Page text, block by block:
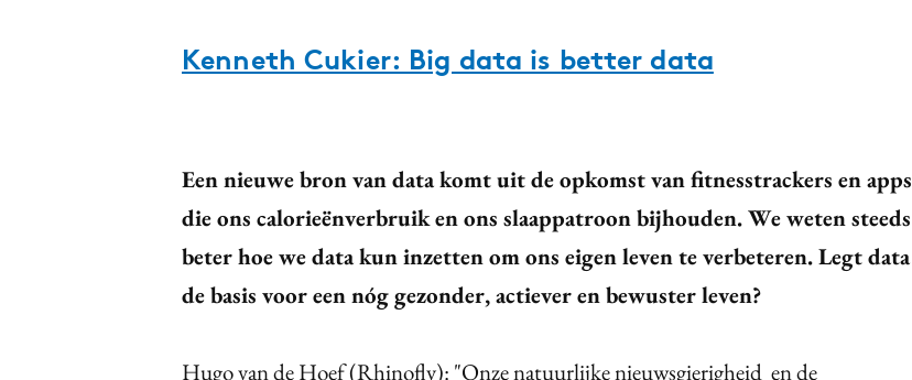
Kenneth Cukier: Big data is better data
Een nieuwe bron van data komt uit de opkomst van fitnesstrackers en apps
die ons calorieënverbruik en ons slaappatroon bijhouden. We weten steeds
beter hoe we data kun inzetten om ons eigen leven te verbeteren. Legt data
de basis voor een nóg gezonder, actiever en bewuster leven?
Hugo van de Hoef (Rhinofly): "Onze natuurlijke nieuwsgierigheid en de